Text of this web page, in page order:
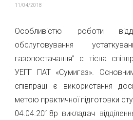
11/04/2018
Особливістю роботи
обслуговування
газопостачання” є тісна
УЕГГ ПАТ «Сумигаз».
співпраці є використання
метою практичної підготовки
04.04.2018р викладач